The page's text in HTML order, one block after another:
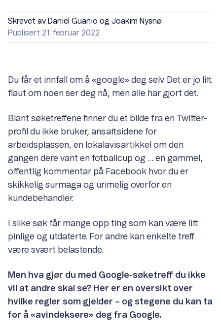
Skrevet av Daniel Guanio og Joakim Nysnø
Publisert 21. februar 2022
Du får et innfall om å «google» deg selv. Det er jo litt
flaut om noen ser deg nå, men alle har gjort det.
Blant søketreffene finner du et bilde fra en Twitter-
profil du ikke bruker, ansattsidene for
arbeidsplassen, en lokalavisartikkel om den
gangen dere vant en fotballcup og … en gammel,
offentlig kommentar på Facebook hvor du er
skikkelig surmaga og urimelig overfor en
kundebehandler.
I slike søk får mange opp ting som kan være litt
pinlige og utdaterte. For andre kan enkelte treff
være svært belastende.
Men hva gjør du med Google-søketreff du ikke
vil at andre skal se? Her er en oversikt over
hvilke regler som gjelder – og stegene du kan ta
for å «avindeksere» deg fra Google.